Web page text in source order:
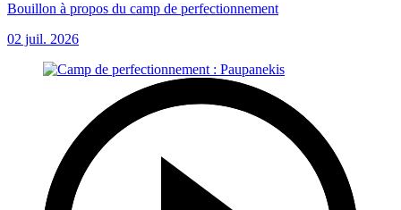
Bouillon à propos du camp de perfectionnement
02 juil. 2026